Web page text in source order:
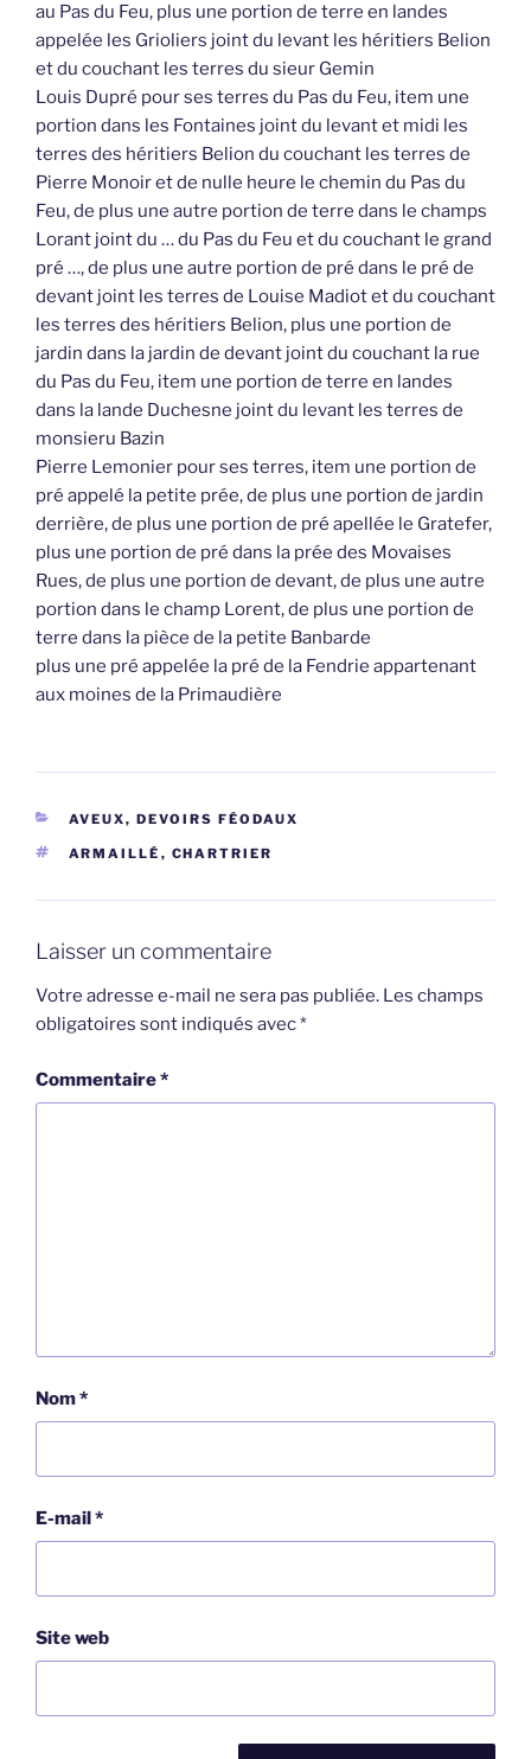
au Pas du Feu, plus une portion de terre en landes
appelée les Grioliers joint du levant les héritiers Belion
et du couchant les terres du sieur Gemin
Louis Dupré pour ses terres du Pas du Feu, item une
portion dans les Fontaines joint du levant et midi les
terres des héritiers Belion du couchant les terres de
Pierre Monoir et de nulle heure le chemin du Pas du
Feu, de plus une autre portion de terre dans le champs
Lorant joint du … du Pas du Feu et du couchant le grand
pré …, de plus une autre portion de pré dans le pré de
devant joint les terres de Louise Madiot et du couchant
les terres des héritiers Belion, plus une portion de
jardin dans la jardin de devant joint du couchant la rue
du Pas du Feu, item une portion de terre en landes
dans la lande Duchesne joint du levant les terres de
monsieru Bazin
Pierre Lemonier pour ses terres, item une portion de
pré appelé la petite prée, de plus une portion de jardin
derrière, de plus une portion de pré apellée le Gratefer,
plus une portion de pré dans la prée des Movaises
Rues, de plus une portion de devant, de plus une autre
portion dans le champ Lorent, de plus une portion de
terre dans la pièce de la petite Banbarde
plus une pré appelée la pré de la Fendrie appartenant
aux moines de la Primaudière
CATÉGORIES
AVEUX, DEVOIRS FÉODAUX
ÉTIQUETTES
ARMAILLÉ , CHARTRIER
Laisser un commentaire
Votre adresse e-mail ne sera pas publiée. Les champs
obligatoires sont indiqués avec*
Commentaire*
Nom*
E-mail*
Site web